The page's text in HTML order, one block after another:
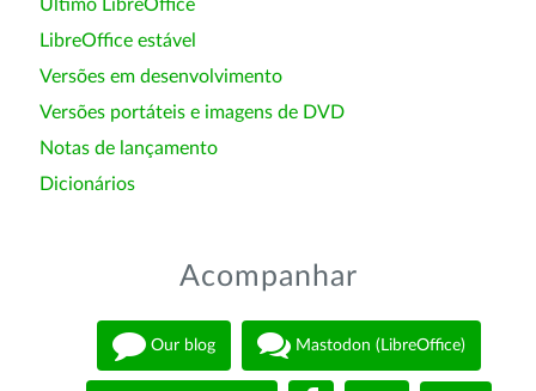
Último LibreOffice
LibreOffice estável
Versões em desenvolvimento
Versões portáteis e imagens de DVD
Notas de lançamento
Dicionários
Acompanhar
Our blog Mastodon (LibreOffice)